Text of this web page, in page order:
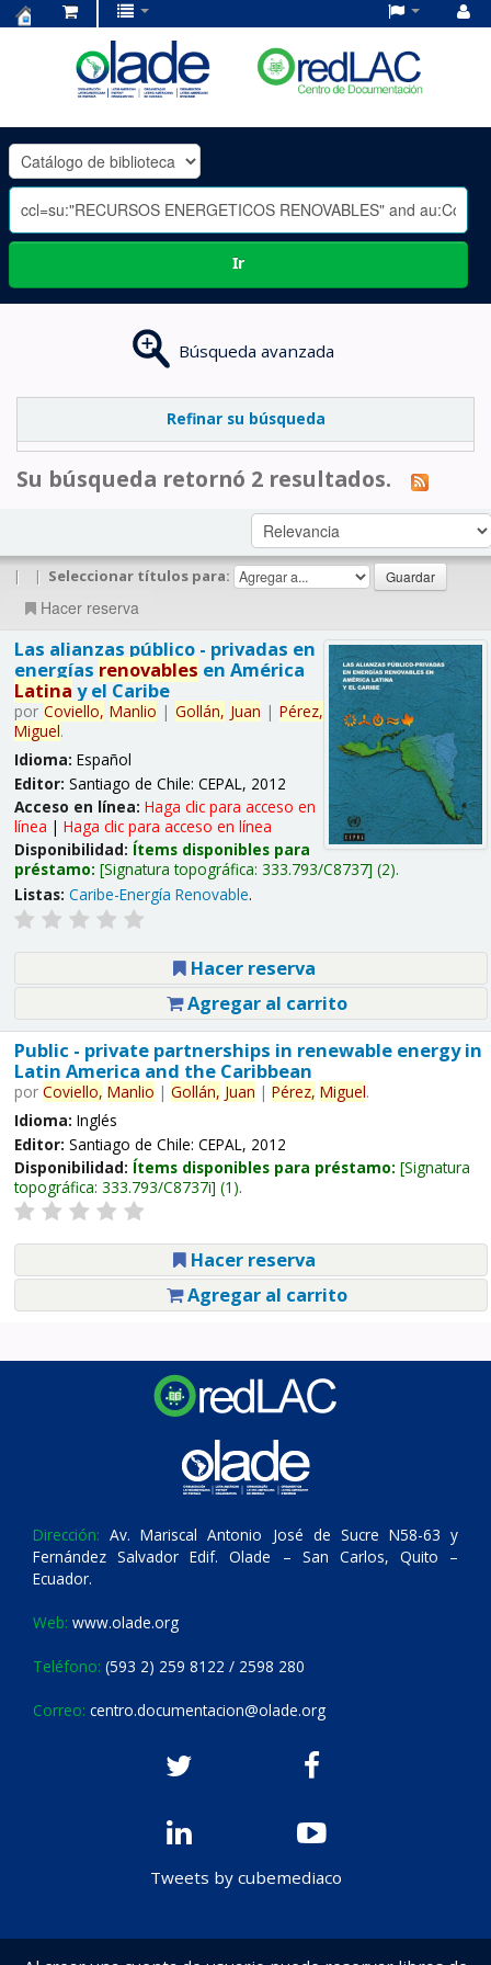
OLADE
-
Ir
Búsqueda avanzada
Refinar su búsqueda
Su búsqueda retornó 2 resultados.
| | Seleccionar títulos para:
Hacer reserva
Las alianzas público - privadas en
energías renovables en América
Latina y el Caribe
por Coviello, Manlio | Gollán, Juan | Pérez,
Miguel.
Idioma: Español
Editor: Santiago de Chile: CEPAL, 2012
Acceso en línea: Haga clic para acceso en
línea | Haga clic para acceso en línea
Disponibilidad: Ítems disponibles para
préstamo: Signatura topográfica: 333.793/C8737 (2).
Listas: Caribe-Energía Renovable.
Hacer reserva
Agregar al carrito
Public - private partnerships in renewable energy in
Latin America and the Caribbean
por Coviello, Manlio | Gollán, Juan | Pérez, Miguel.
Idioma: Inglés
Editor: Santiago de Chile: CEPAL, 2012
Disponibilidad: Ítems disponibles para préstamo: Signatura
topográfica: 333.793/C8737i (1).
Hacer reserva
Agregar al carrito
Dirección: Av. Mariscal Antonio José de Sucre N58-63 y
Fernández Salvador Edif. Olade – San Carlos, Quito –
Ecuador.
Web: www.olade.org
Teléfono: (593 2) 259 8122 / 2598 280
Correo: centro.documentacion@olade.org
Tweets by cubemediaco